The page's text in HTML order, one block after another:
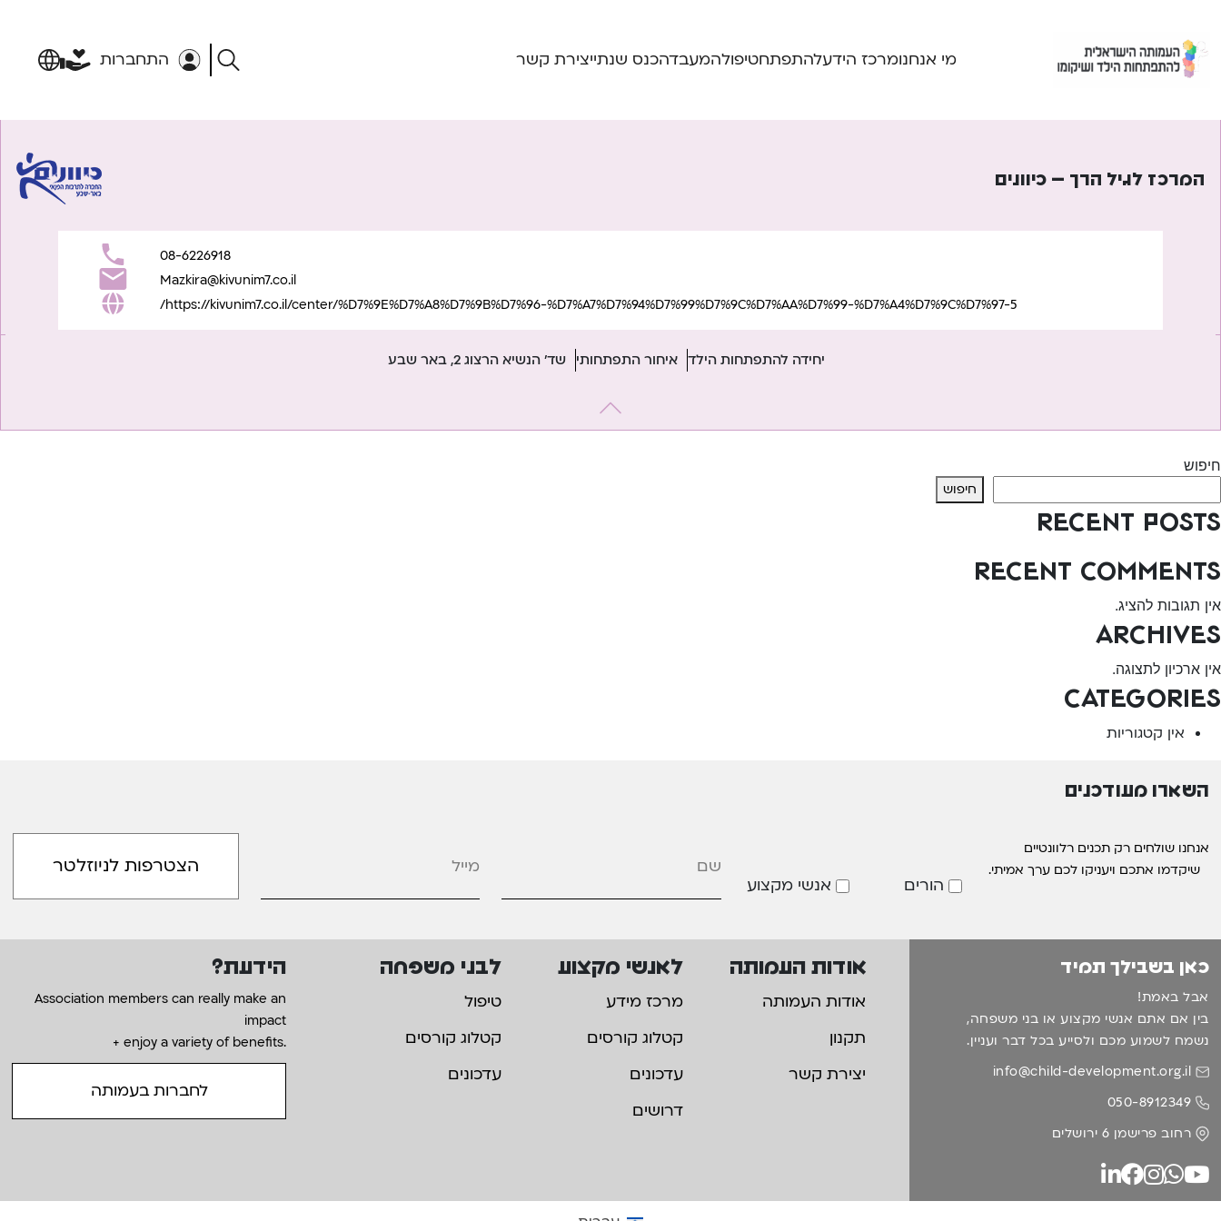
content
מי אנחנומרכז הידעלהתפתחטיפולהמעבדהכנס שנתייצירת קשר התחברות
המרכז לגיל הרך – כיוונים
08-6226918
Mazkira@kivunim7.co.il
https://kivunim7.co.il/center/%D7%9E%D7%A8%D7%9B%D7%96-%D7%A7%D7%94%D7%99%D7%9C%D7%AA%D7%99-%D7%A4%D7%9C%D7%97-5/
יחידה להתפתחות הילד איחור התפתחותי שד' הנשיא הרצוג 2, באר שבע
חיפוש
חיפוש
Recent Posts
Recent Comments
אין תגובות להציג.
Archives
אין ארכיון לתצוגה.
Categories
אין קטגוריות
השארו מעודכנים
אנחנו שולחים רק תכנים רלוונטיים
שיקדמו אתכם ויעניקו לכם ערך אמיתי.
הורים אנשי מקצוע
כאן בשבילך תמיד
אבל באמת!
בין אם אתם אנשי מקצוע או בני משפחה,
נשמח לשמוע מכם ולסייע בכל דבר ועניין.
info@child-development.org.il
050-8912349
רחוב פרישמן 6 ירושלים
אודות העמותה
אודות העמותה
תקנון
יצירת קשר
לאנשי מקצוע
מרכז מידע
קטלוג קורסים
עדכונים
דרושים
לבני משפחה
טיפול
קטלוג קורסים
עדכונים
הידעת?
Association members can really make an
impact
+ enjoy a variety of benefits.
לחברות בעמותה